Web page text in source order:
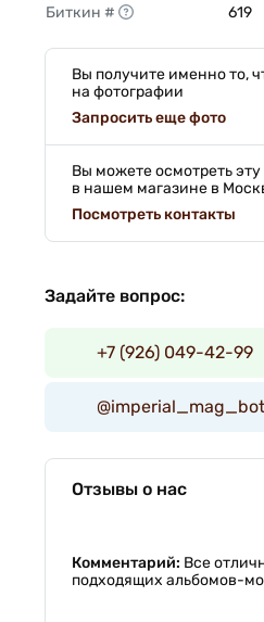
Биткин # 619
Вы получите именно то,
на фотографии
Запросить еще фото
Вы можете осмотреть
в нашем магазине в
Посмотреть контакты
Задайте вопрос:
+7 (926) 049-42-99
@imperial_mag_bot
Отзывы о нас
Комментарий: Все
подходящих альбомов-